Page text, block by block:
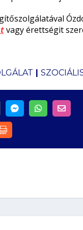
vagy érettségit